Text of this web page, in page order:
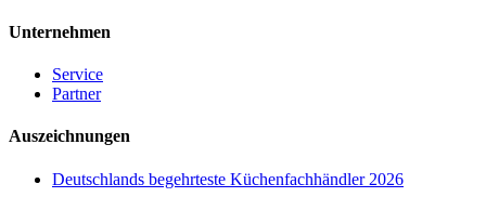
Unternehmen
Service
Partner
Auszeichnungen
Deutschlands begehrteste Küchenfachhändler 2026